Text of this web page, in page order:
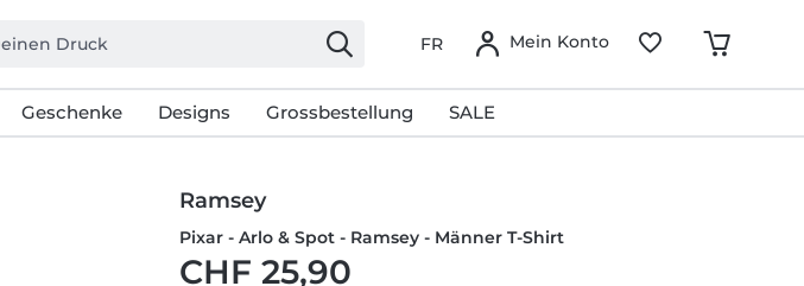
FR Mein Konto
Geschenke Designs Grossbestellung SALE
Ramsey
Pixar - Arlo & Spot - Ramsey - Männer T-Shirt
CHF 25,90